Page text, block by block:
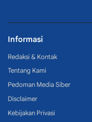
Informasi
Redaksi & Kontak
Tentang Kami
Pedoman Media Siber
Disclaimer
Kebijakan Privasi